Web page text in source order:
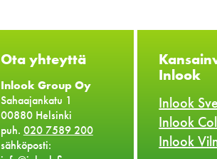
Ota yhteyttä
Inlook Group Oy
Sahaajankatu 1
00880 Helsinki
puh. 020 7589 200
sähköposti:
Inlook
Inlook
Inlook
Inlook